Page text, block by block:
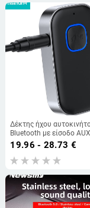
Δέκτης ήχου
Bluetooth με είσοδο
J23, Bluetooth 5.0, 5V,
παραμόρφωση 0.1
19.96 - 28.73 €